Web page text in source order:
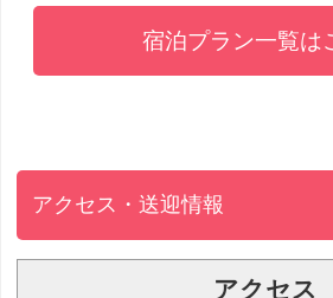
宿泊プラン一覧は
アクセス・送迎情報
アクセス